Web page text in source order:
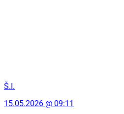
Š.I.
15.05.2026 @ 09:11